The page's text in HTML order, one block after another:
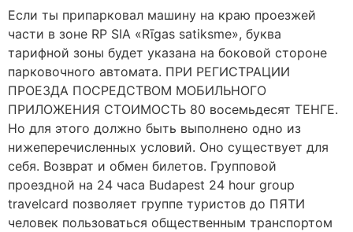
Если ты припарковал машину на краю проезжей
части в зоне RP SIA «Rīgas satiksme», буква
тарифной зоны будет указана на боковой стороне
парковочного автомата. ПРИ РЕГИСТРАЦИИ
ПРОЕЗДА ПОСРЕДСТВОМ МОБИЛЬНОГО
ПРИЛОЖЕНИЯ СТОИМОСТЬ 80 восемьдесят ТЕНГЕ.
Но для этого должно быть выполнено одно из
нижеперечисленных условий. Оно существует для
себя. Возврат и обмен билетов. Групповой
проездной на 24 часа Budapest 24 hour group
travelcard позволяет группе туристов до ПЯТИ
человек пользоваться общественным транспортом